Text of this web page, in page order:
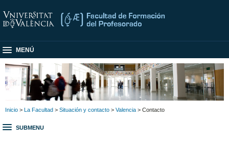
MENÚ
Inicio > La Facultad > Situación y contacto > Valencia > Contacto
SUBMENU